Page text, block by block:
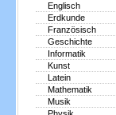
Englisch
Erdkunde
Französisch
Geschichte
Informatik
Kunst
Latein
Mathematik
Musik